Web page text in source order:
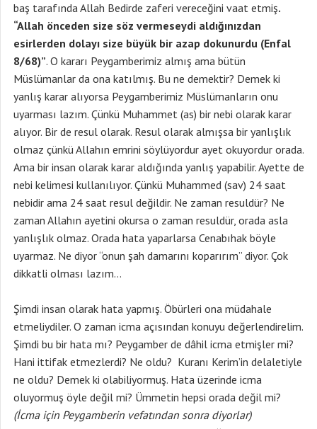
baş tarafında Allah Bedirde zaferi vereceğini vaat etmiş.
“Allah önceden size söz vermeseydi aldığınızdan
esirlerden dolayı size büyük bir azap dokunurdu (Enfal
8/68)”. O kararı Peygamberimiz almış ama bütün
Müslümanlar da ona katılmış. Bu ne demektir? Demek ki
yanlış karar alıyorsa Peygamberimiz Müslümanların onu
uyarması lazım. Çünkü Muhammet (as) bir nebi olarak karar
alıyor. Bir de resul olarak. Resul olarak almışsa bir yanlışlık
olmaz çünkü Allahın emrini söylüyordur ayet okuyordur orada.
Ama bir insan olarak karar aldığında yanlış yapabilir. Ayette de
nebi kelimesi kullanılıyor. Çünkü Muhammed (sav) 24 saat
nebidir ama 24 saat resul değildir. Ne zaman resuldür? Ne
zaman Allahın ayetini okursa o zaman resuldür, orada asla
yanlışlık olmaz. Orada hata yaparlarsa Cenabıhak böyle
uyarmaz. Ne diyor “onun şah damarını koparırım” diyor. Çok
dikkatli olması lazım…
Şimdi insan olarak hata yapmış. Öbürleri ona müdahale
etmeliydiler. O zaman icma açısından konuyu değerlendirelim.
Şimdi bu bir hata mı? Peygamber de dâhil icma etmişler mi?
Hani ittifak etmezlerdi? Ne oldu? Kuranı Kerim’in delaletiyle
ne oldu? Demek ki olabiliyormuş. Hata üzerinde icma
oluyormuş öyle değil mi? Ümmetin hepsi orada değil mi?
(İcma için Peygamberin vefatından sonra diyorlar)